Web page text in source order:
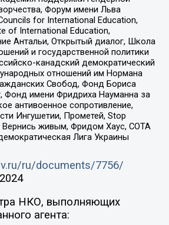
Форум имени Льва
for International Education,
of International Education,
Антальи, Открытый диалог, Школа
и государственной политики
канадский демократический
отношений им Нормана
Свобод, Фонд Бориса
Фонд имени Фридриха Науманна за
антивоенное сопротивление,
Ингушетии, Прометей, Stop
Вернись живым, Фридом Хаус, СОТА
Лига Украины
ru/documents/7756/
НКО, выполняющих
агента: